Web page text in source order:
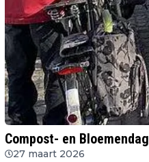
Compost- en Bloemendag
27 maart 2026